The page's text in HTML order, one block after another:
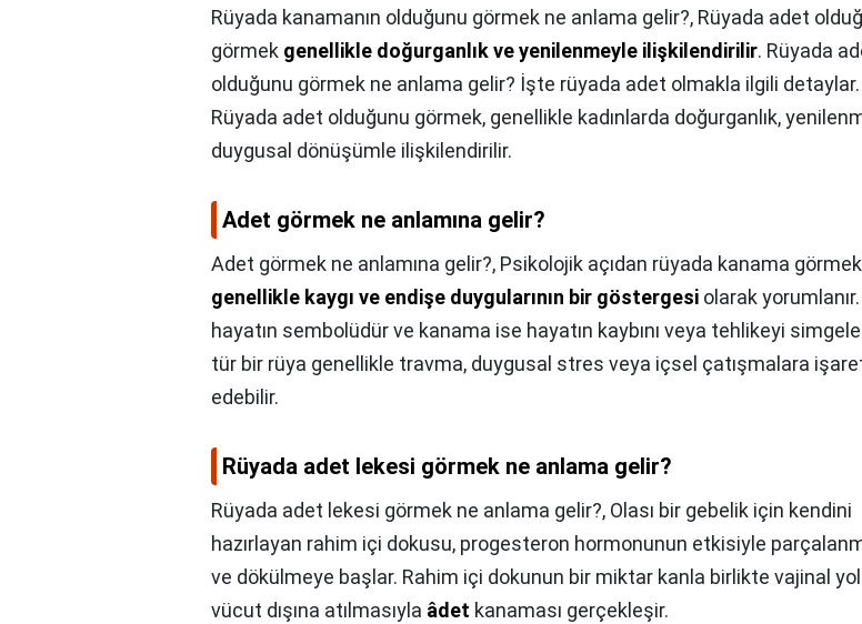
Rüyada kanamanın olduğunu görmek ne anlama gelir?, Rüyada adet
görmek genellikle doğurganlık ve yenilenmeyle ilişkilendirilir. Rüyada
olduğunu görmek ne anlama gelir? İşte rüyada adet olmakla ilgili detaylar.
Rüyada adet olduğunu görmek, genellikle kadınlarda doğurganlık,
duygusal dönüşümle ilişkilendirilir.
Adet görmek ne anlamına gelir?
Adet görmek ne anlamına gelir?, Psikolojik açıdan rüyada kanama
genellikle kaygı ve endişe duygularının bir göstergesi olarak
hayatın sembolüdür ve kanama ise hayatın kaybını veya tehlikeyi
tür bir rüya genellikle travma, duygusal stres veya içsel çatışmalara
edebilir.
Rüyada adet lekesi görmek ne anlama gelir?
Rüyada adet lekesi görmek ne anlama gelir?, Olası bir gebelik için kendini
hazırlayan rahim içi dokusu, progesteron hormonunun etkisiyle
ve dökülmeye başlar. Rahim içi dokunun bir miktar kanla birlikte vajinal
vücut dışına atılmasıyla âdet kanaması gerçekleşir.